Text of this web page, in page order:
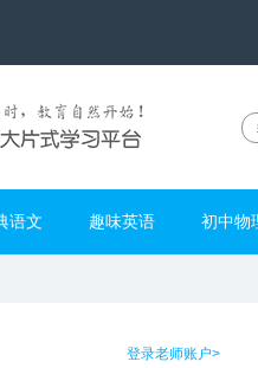
语文 趣味英语 初中物
登录老师账户>